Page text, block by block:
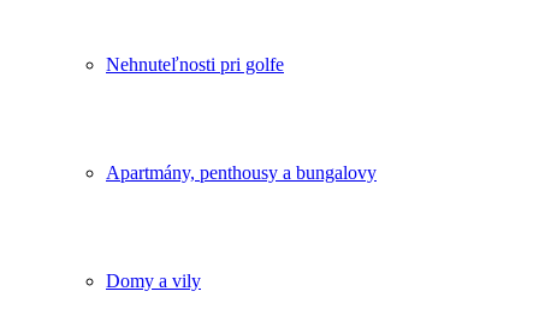
Nehnuteľnosti pri golfe
Apartmány, penthousy a bungalovy
Domy a vily